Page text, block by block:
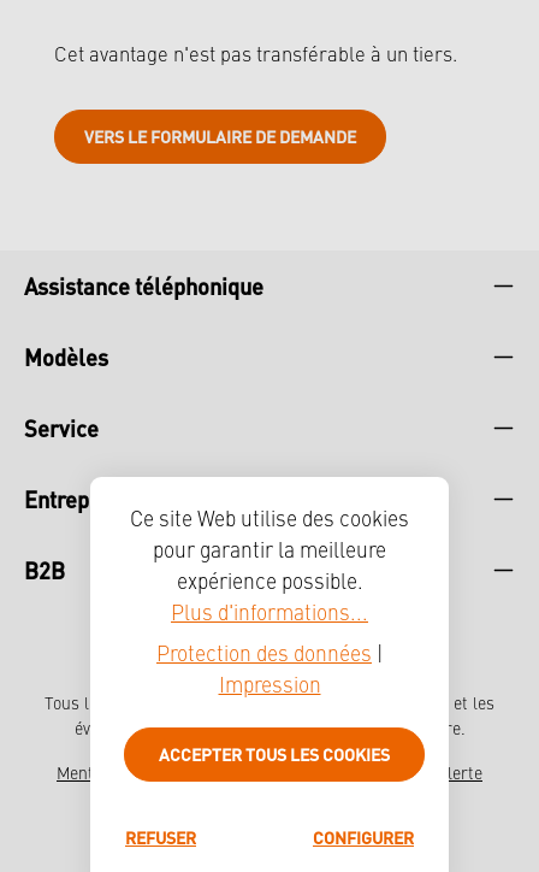
Cet avantage n'est pas transférable à un tiers.
VERS LE FORMULAIRE DE DEMANDE
Assistance téléphonique
Modèles
Service
Entreprise
B2B
Tous les prix incluent la TVA plus les frais
et les
éventuels frais de livraison, sauf indication contraire.
Mentions légales
Système d'alerte
Ce site Web utilise des cookies
pour garantir la meilleure
expérience possible.
Plus d'informations...
Protection des données
Impression
ACCEPTER TOUS LES COOKIES
REFUSER CONFIGURER